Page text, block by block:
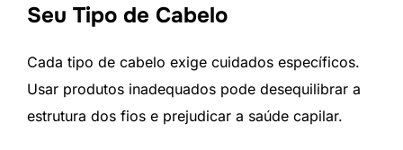
Seu Tipo de Cabelo
Cada tipo de cabelo exige cuidados específicos.
Usar produtos inadequados pode desequilibrar a
estrutura dos fios e prejudicar a saúde capilar.